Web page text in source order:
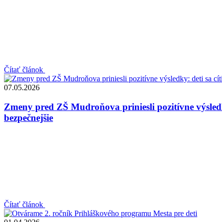
Čítať článok
07.05.2026
Zmeny pred ZŠ Mudroňova priniesli pozitívne
bezpečnejšie
Čítať článok